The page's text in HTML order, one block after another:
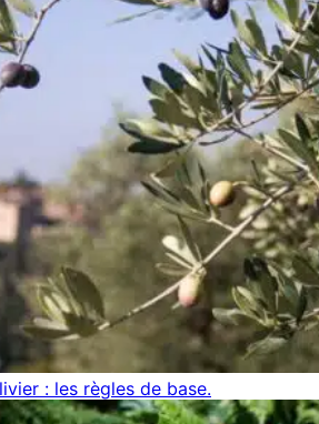
: les règles de base.